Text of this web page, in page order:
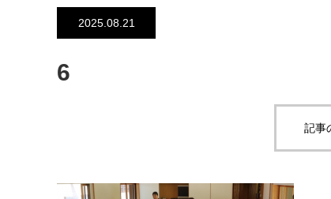
2025.08.21
6
記事